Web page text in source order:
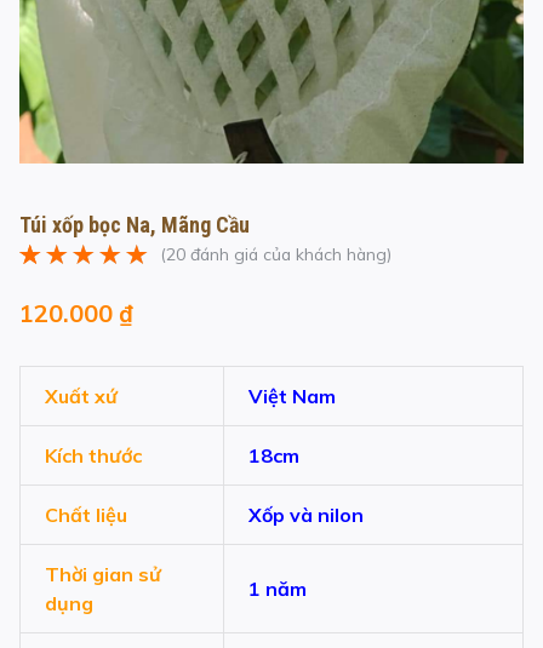
Túi xốp bọc Na, Mãng Cầu
dựa trênđánh
(20 đánh giá của khách hàng)
120.000 ₫
Xuất xứ Việt Nam
Kích thước 18cm
Chất liệu Xốp và nilon
Thời gian sử
dụng
1 năm